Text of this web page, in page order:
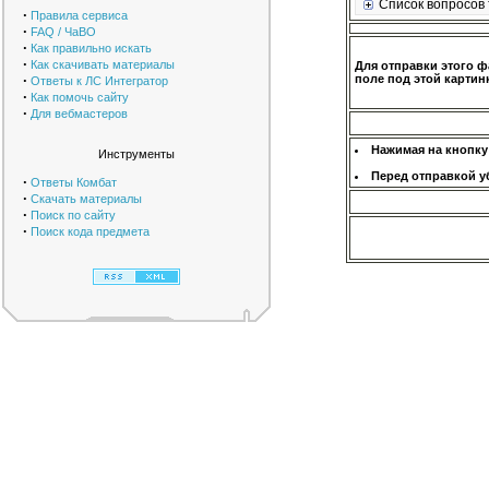
· Правила сервиса
· FAQ / ЧаВО
· Как правильно искать
· Как скачивать материалы
· Ответы к ЛС Интегратор
· Как помочь сайту
· Для вебмастеров
Инструменты
· Ответы Комбат
· Скачать материалы
· Поиск по сайту
· Поиск кода предмета
Список
Для отправки этого
поле под этой
Нажимая на
Перед отправкой